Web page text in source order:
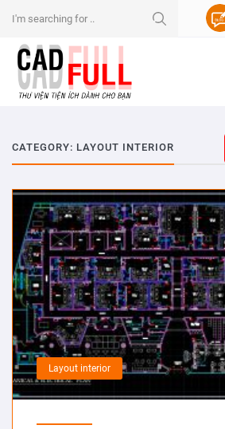
CATEGORY: LAYOUT INTERIOR
Layout interior